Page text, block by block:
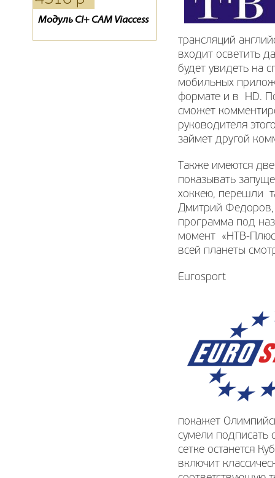
Модуль CI+ CAM Viaccess
Пульт для спутникового
X90, GLOBO X80 / X90
Пульт для спутникового
BigSAT Golden 1 CR
трансляций
входит осветить
будет увидеть на
мобильных
формате и в HD.
сможет
руководителя
займет другой
Также имеются
показывать
хоккею, перешли
Дмитрий Федоров,
программа под
момент «НТВ-
всей планеты
Eurosport
покажет
сумели
сетке останется
включит